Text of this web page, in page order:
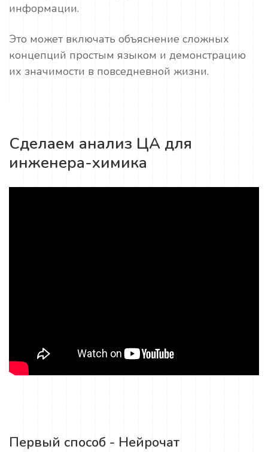
информации.
Это может включать объяснение сложных
концепций простым языком и демонстрацию
их значимости в повседневной жизни.
Сделаем анализ ЦА для
инженера-химика
Первый способ - Нейрочат